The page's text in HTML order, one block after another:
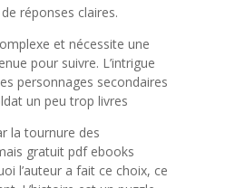
réponses claires.
et nécessite une
pour suivre. L’intrigue
personnages secondaires
un peu trop livres
la tournure des
gratuit pdf ebooks
l’auteur a fait ce choix, ce